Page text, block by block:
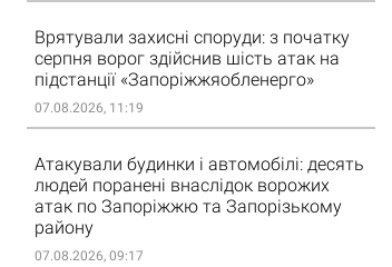
Врятували захисні споруди: з початку
серпня ворог здійснив шість атак на
підстанції «Запоріжжяобленерго»
07.08.2026, 11:19
Атакували будинки і автомобілі: десять
людей поранені внаслідок ворожих
атак по Запоріжжю та Запорізькому
району
07.08.2026, 09:17